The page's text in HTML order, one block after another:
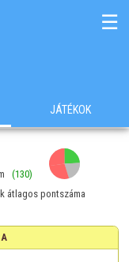
☰
JÁTÉKOK
(130)
átlagos pontszáma